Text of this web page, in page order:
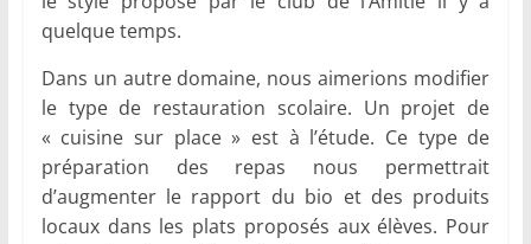
quelque temps.
Dans un autre domaine, nous aimerions modifier
le type de restauration scolaire. Un projet de
« cuisine sur place » est à l’étude. Ce type de
préparation des repas nous permettrait
d’augmenter le rapport du bio et des produits
locaux dans les plats proposés aux élèves. Pour